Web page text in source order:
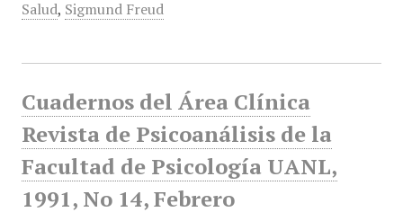
Salud, Sigmund Freud
Cuadernos del Área Clínica
Revista de Psicoanálisis de la
Facultad de Psicología UANL,
1991, No 14, Febrero